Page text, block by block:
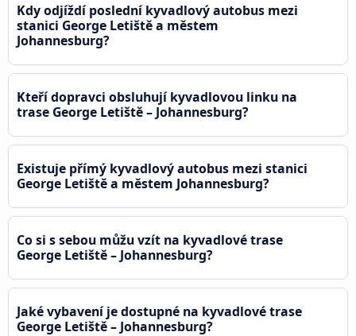
Kdy odjíždí poslední kyvadlový autobus mezi
stanici George Letiště a městem
Johannesburg?
Kteří dopravci obsluhují kyvadlovou linku na
trase George Letiště – Johannesburg?
Existuje přímý kyvadlový autobus mezi stanici
George Letiště a městem Johannesburg?
Co si s sebou můžu vzít na kyvadlové trase
George Letiště – Johannesburg?
Jaké vybavení je dostupné na kyvadlové trase
George Letiště – Johannesburg?